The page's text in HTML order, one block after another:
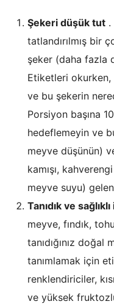
Şekeri düşük tut .
tatlandırılmış bir
şeker (daha fazla
Etiketleri okurken,
ve bu şekerin
Porsiyon başına
hedeflemeyin ve
meyve düşünün)
kamışı,
meyve suyu)
Tanıdık ve
meyve, fındık,
tanıdığınız
tanımlamak için
renklendiriciler,
ve yüksek